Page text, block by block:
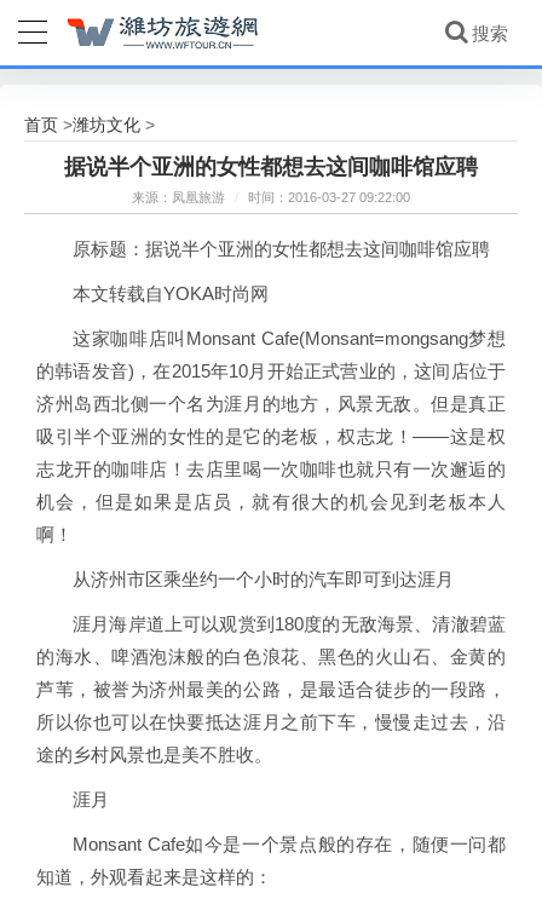
首页 >潍坊文化 >
据说半个亚洲的女性都想去这间咖啡馆应聘
来源：凤凰旅游 / 时间：2016-03-27 09:22:00
原标题：据说半个亚洲的女性都想去这间咖啡馆应聘
本文转载自YOKA时尚网
这家咖啡店叫Monsant Cafe(Monsant=mongsang梦想
的韩语发音)，在2015年10月开始正式营业的，这间店位于
济州岛西北侧一个名为涯月的地方，风景无敌。但是真正
吸引半个亚洲的女性的是它的老板，权志龙！——这是权
志龙开的咖啡店！去店里喝一次咖啡也就只有一次邂逅的
机会，但是如果是店员，就有很大的机会见到老板本人
啊！
从济州市区乘坐约一个小时的汽车即可到达涯月
涯月海岸道上可以观赏到180度的无敌海景、清澈碧蓝
的海水、啤酒泡沫般的白色浪花、黑色的火山石、金黄的
芦苇，被誉为济州最美的公路，是最适合徒步的一段路，
所以你也可以在快要抵达涯月之前下车，慢慢走过去，沿
途的乡村风景也是美不胜收。
涯月
Monsant Cafe如今是一个景点般的存在，随便一问都
知道，外观看起来是这样的：